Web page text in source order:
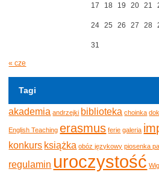
17 18 19 20 21
24 25 26 27 28
31
« cze
Tagi
akademia andrzejki biblioteka choinka
English Teaching erasmus ferie galeria
konkurs książka obóz językowy piosenka
regulamin uroczystość